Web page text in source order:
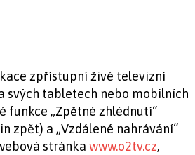
zpřístupní živé televizní
svých tabletech nebo mobilních
funkce „Zpětné zhlédnutí“
zpět) a „Vzdálené nahrávání“
stránka www.o2tv.cz,